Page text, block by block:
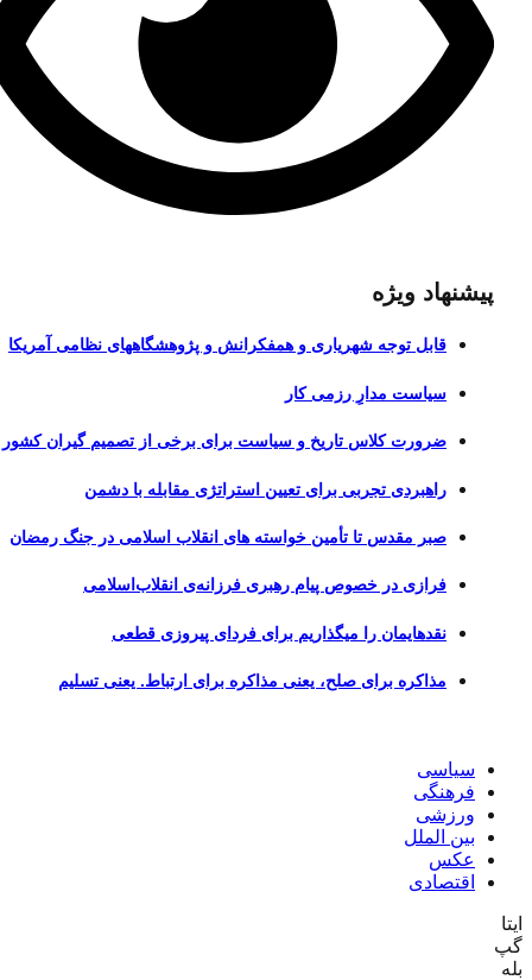
پیشنهاد ویژه
قابل توجه شهریاری و همفکرانش و پژوهشگاههای نظامی آمریکا
سیاست مدارِ رزمی کار
ضرورت کلاس تاریخ و سیاست برای برخی از تصمیم گیران کشور
راهبردی تجربی برای تعیین استراتژی مقابله با دشمن
صبر مقدس تا تأمین خواسته های انقلاب اسلامی در جنگ رمضان
فرازی در خصوص پیام رهبری فرزانه‌ی انقلاب‌اسلامی
نقدهایمان را میگذاریم برای فردای پیروزی قطعی
مذاکره برای صلح، یعنی مذاکره برای ارتباط. یعنی تسلیم
سیاسی
فرهنگی
ورزشی
بین الملل
عکس
اقتصادی